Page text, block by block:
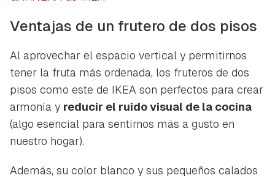
Ventajas de un frutero de dos pisos
Al aprovechar el espacio vertical y permitirnos
tener la fruta más ordenada, los fruteros de dos
pisos como este de IKEA son perfectos para crear
armonía y reducir el ruido visual de la cocina
(algo esencial para sentirnos más a gusto en
nuestro hogar).
Además, su color blanco y sus pequeños calados